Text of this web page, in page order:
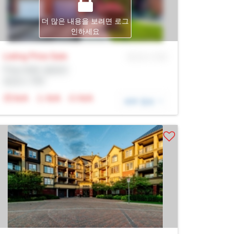
더 많은 내용을 보려면 로그
인하세요
Listing Price Sale
N/A
N/A N/A